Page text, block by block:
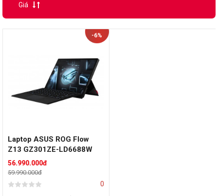
Giá
-6%
Laptop ASUS ROG Flow
Z13 GZ301ZE-LD6688W
(i9-12900H | RTX3050Ti |
RAM 16GB | SSD 1TB |
13.4-WUXGA-Touch |
56.990.000đ
59.990.000đ
0